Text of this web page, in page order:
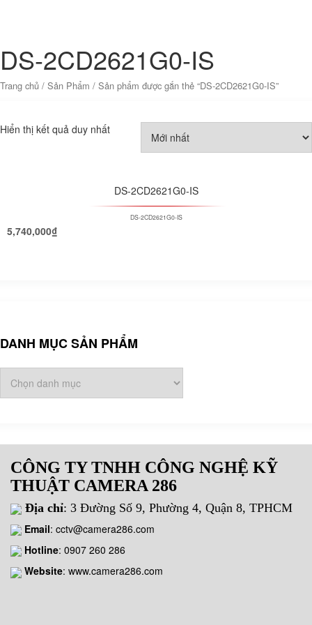
DS-2CD2621G0-IS
Trang chủ / Sản Phẩm / Sản phẩm được gắn thẻ “DS-2CD2621G0-IS”
Hiển thị kết quả duy nhất
DS-2CD2621G0-IS
DS-2CD2621G0-IS
5,740,000₫
DANH MỤC SẢN PHẨM
CÔNG TY TNHH CÔNG NGHỆ KỸ
THUẬT CAMERA 286
Địa chỉ: 3 Đường Số 9, Phường 4, Quận 8, TPHCM
Email: cctv@camera286.com
Hotline: 0907 260 286
Website: www.camera286.com